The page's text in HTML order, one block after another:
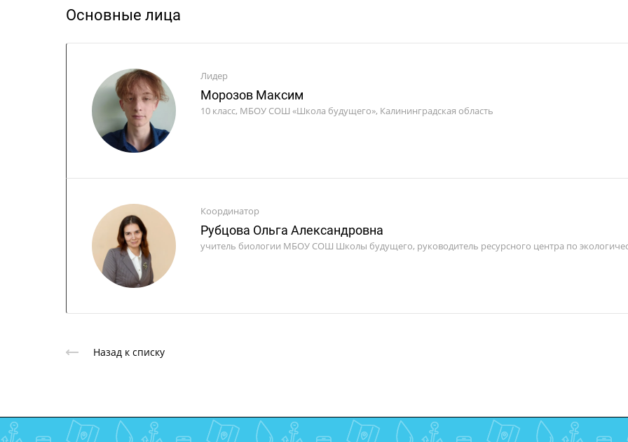
Основные лица
Лидер
Морозов Максим
10 класс, МБОУ СОШ «Школа будущего», Калининградская область
Координатор
Рубцова Ольга Александровна
учитель биологии МБОУ СОШ Школы будущего, руководитель ресурсного центра по
Назад к списку